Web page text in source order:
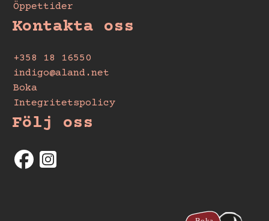
Öppettider
Kontakta oss
+358 18 16550
indigo@aland.net
Boka
Integritetspolicy
Följ oss